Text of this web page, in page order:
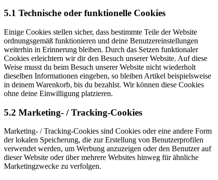
5.1 Technische oder funktionelle Cookies
Einige Cookies stellen sicher, dass bestimmte Teile der Website
ordnungsgemäß funktionieren und deine Benutzereinstellungen
weiterhin in Erinnerung bleiben. Durch das Setzen funktionaler
Cookies erleichtern wir dir den Besuch unserer Website. Auf diese
Weise musst du beim Besuch unserer Website nicht wiederholt
dieselben Informationen eingeben, so bleiben Artikel beispielsweise
in deinem Warenkorb, bis du bezahlst. Wir können diese Cookies
ohne deine Einwilligung platzieren.
5.2 Marketing- / Tracking-Cookies
Marketing- / Tracking-Cookies sind Cookies oder eine andere Form
der lokalen Speicherung, die zur Erstellung von Benutzerprofilen
verwendet werden, um Werbung anzuzeigen oder den Benutzer auf
dieser Website oder über mehrere Websites hinweg für ähnliche
Marketingzwecke zu verfolgen.